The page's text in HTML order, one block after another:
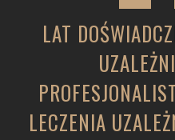
LAT
LECZENIA